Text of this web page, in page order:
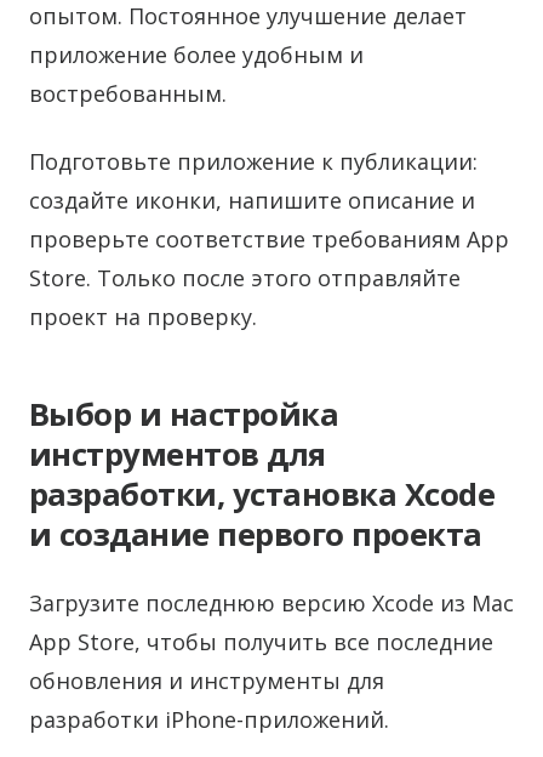
опытом. Постоянное улучшение делает
приложение более удобным и
востребованным.
Подготовьте приложение к публикации:
создайте иконки, напишите описание и
проверьте соответствие требованиям App
Store. Только после этого отправляйте
проект на проверку.
Выбор и настройка
инструментов для
разработки, установка Xcode
и создание первого проекта
Загрузите последнюю версию Xcode из Mac
App Store, чтобы получить все последние
обновления и инструменты для
разработки iPhone-приложений.